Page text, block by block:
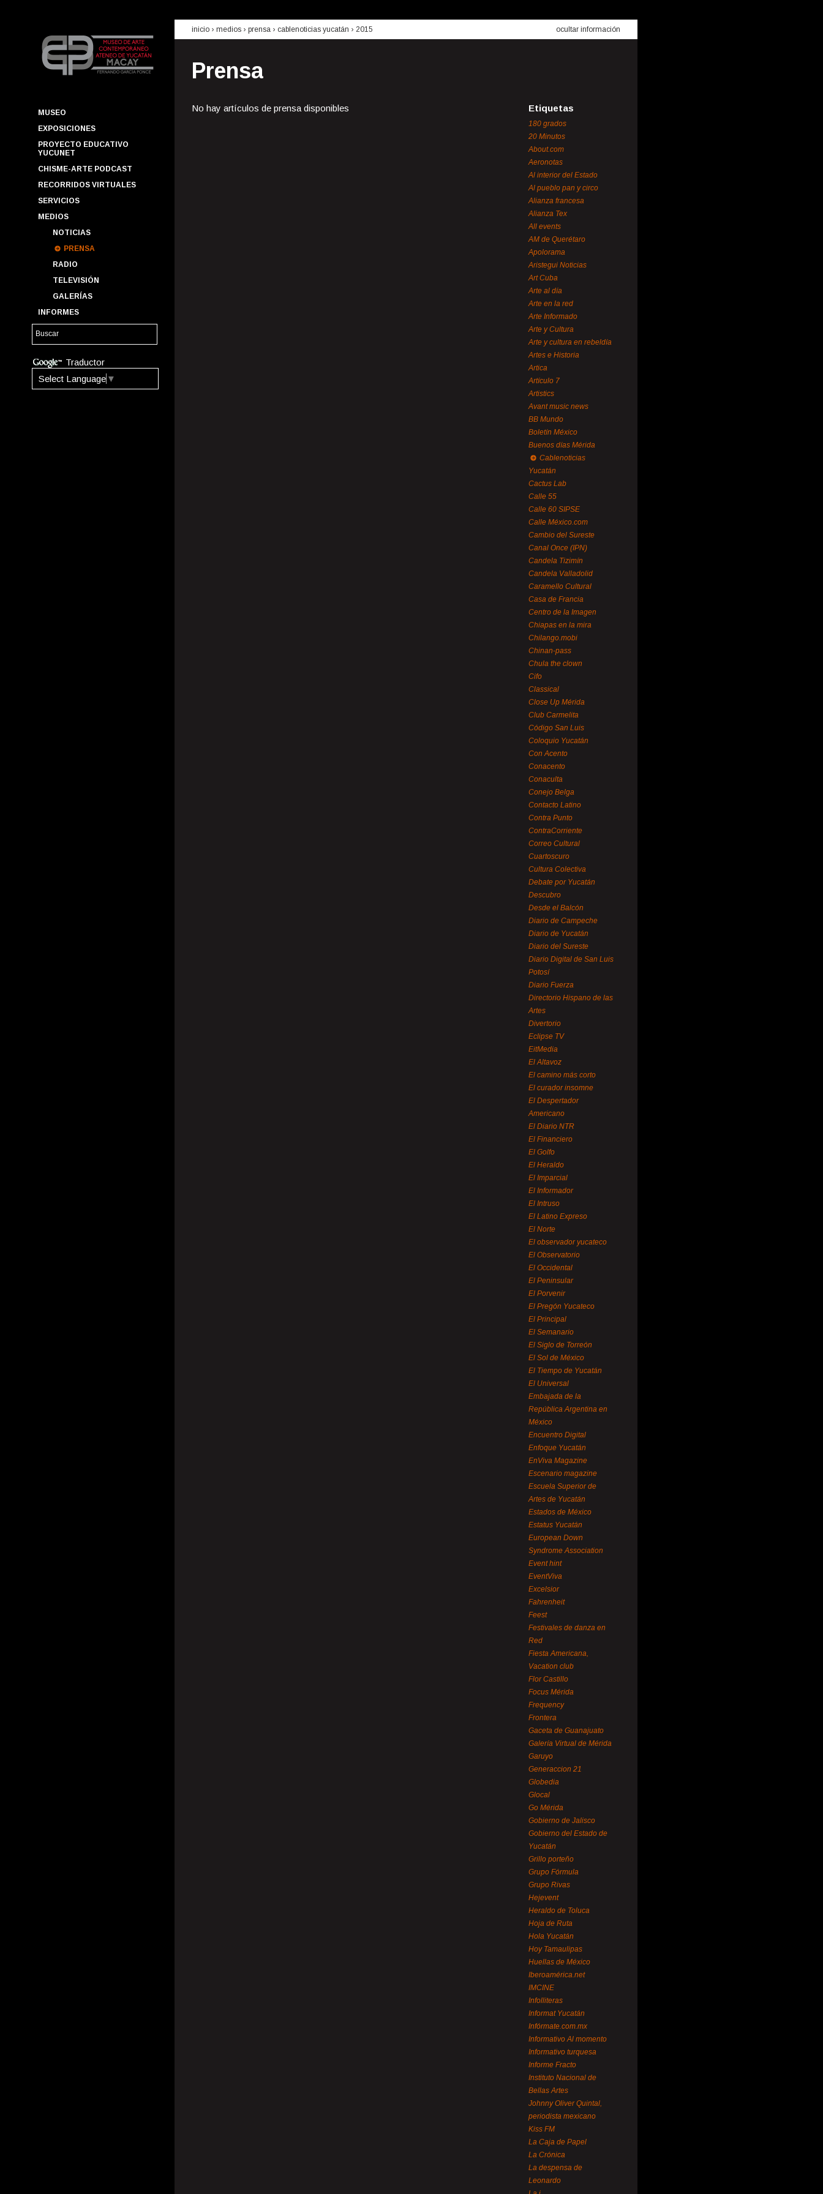
MUSEO
EXPOSICIONES
PROYECTO EDUCATIVO
YUCUNET
CHISME-ARTE PODCAST
RECORRIDOS VIRTUALES
SERVICIOS
MEDIOS
NOTICIAS
PRENSA
RADIO
TELEVISIÓN
GALERÍAS
INFORMES
Traductor
Select Language ▼
inicio › medios › prensa › cablenoticias yucatán › 2015 ocultar información
Prensa
No hay artículos de prensa disponibles Etiquetas
180 grados
20 Minutos
About.com
Aeronotas
Al interior del Estado
Al pueblo pan y circo
Alianza francesa
Alianza Tex
All events
AM de Querétaro
Apolorama
Aristegui Noticias
Art Cuba
Arte al día
Arte en la red
Arte Informado
Arte y Cultura
Arte y cultura en rebeldía
Artes e Historia
Artica
Artículo 7
Artistics
Avant music news
BB Mundo
Boletín México
Buenos días Mérida
Cablenoticias
Yucatán
Cactus Lab
Calle 55
Calle 60 SIPSE
Calle México.com
Cambio del Sureste
Canal Once (IPN)
Candela Tizimín
Candela Valladolid
Caramello Cultural
Casa de Francia
Centro de la Imagen
Chiapas en la mira
Chilango.mobi
Chinan-pass
Chula the clown
Cifo
Classical
Close Up Mérida
Club Carmelita
Código San Luis
Coloquio Yucatán
Con Acento
Conacento
Conaculta
Conejo Belga
Contacto Latino
Contra Punto
ContraCorriente
Correo Cultural
Cuartoscuro
Cultura Colectiva
Debate por Yucatán
Descubro
Desde el Balcón
Diario de Campeche
Diario de Yucatán
Diario del Sureste
Diario Digital de San Luis
Potosí
Diario Fuerza
Directorio Hispano de las
Artes
Divertorio
Eclipse TV
EitMedia
El Altavoz
El camino más corto
El curador insomne
El Despertador
Americano
El Diario NTR
El Financiero
El Golfo
El Heraldo
El Imparcial
El Informador
El Intruso
El Latino Expreso
El Norte
El observador yucateco
El Observatorio
El Occidental
El Peninsular
El Porvenir
El Pregón Yucateco
El Principal
El Semanario
El Siglo de Torreón
El Sol de México
El Tiempo de Yucatán
El Universal
Embajada de la
República Argentina en
México
Encuentro Digital
Enfoque Yucatán
EnViva Magazine
Escenario magazine
Escuela Superior de
Artes de Yucatán
Estados de México
Estatus Yucatán
European Down
Syndrome Association
Event hint
EventViva
Excelsior
Fahrenheit
Feest
Festivales de danza en
Red
Fiesta Americana,
Vacation club
Flor Castillo
Focus Mérida
Frequency
Frontera
Gaceta de Guanajuato
Galería Virtual de Mérida
Garuyo
Generaccion 21
Globedia
Glocal
Go Mérida
Gobierno de Jalisco
Gobierno del Estado de
Yucatán
Grillo porteño
Grupo Fórmula
Grupo Rivas
Hejevent
Heraldo de Toluca
Hoja de Ruta
Hola Yucatán
Hoy Tamaulipas
Huellas de México
Iberoamérica.net
IMCINE
Infolliteras
Informat Yucatán
Infórmate.com.mx
Informativo Al momento
Informativo turquesa
Informe Fracto
Instituto Nacional de
Bellas Artes
Johnny Oliver Quintal,
periodista mexicano
Kiss FM
La Caja de Papel
La Crónica
La despensa de
Leonardo